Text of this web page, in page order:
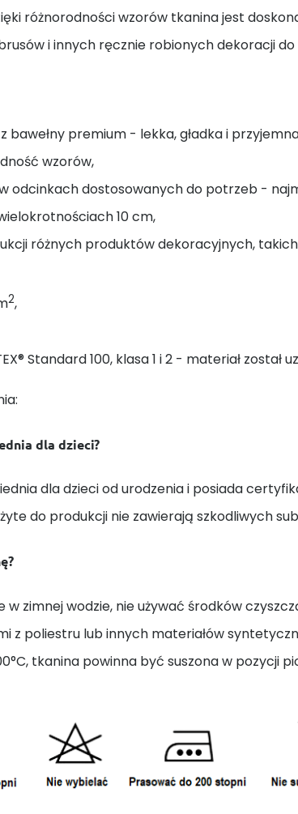
różnorodności wzorów tkanina jest
i innych ręcznie robionych dekoracji do
bawełny premium - lekka, gładka i
wzorów,
odcinkach dostosowanych do potrzeb -
10 cm,
różnych produktów dekoracyjnych, takich
2,
Standard 100, klasa 1 i 2 - materiał został
dla dzieci?
dla dzieci od urodzenia i posiada
do produkcji nie zawierają szkodliwych
zimnej wodzie, nie używać środków
z poliestru lub innych materiałów
tkanina powinna być suszona w pozycji